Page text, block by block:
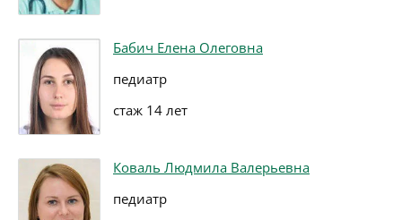
Бабич Елена Олеговна
педиатр
стаж 14 лет
Коваль Людмила Валерьевна
педиатр